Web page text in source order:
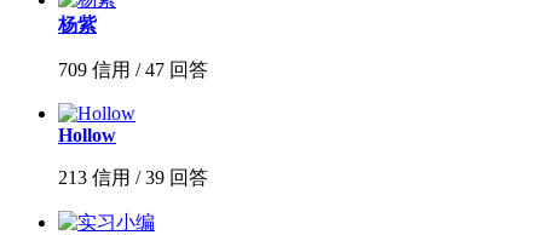
杨紫
709 信用 / 47 回答
Hollow
213 信用 / 39 回答